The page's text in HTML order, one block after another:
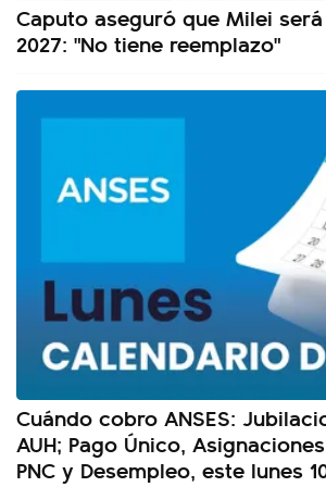
Caputo aseguró que Milei
2027: "No tiene reemplazo"
Cuándo cobro ANSES:
AUH; Pago Único,
PNC y Desempleo, este lunes